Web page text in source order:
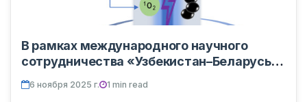
В рамках международного научного
сотрудничества «Узбекистан–Беларусь»
успешно и официально утверждён новый
проект!
6 ноября 2025 г. 1 min read